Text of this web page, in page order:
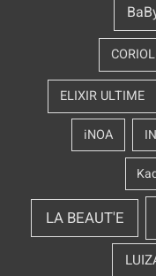
ELIXIR ULTIME
iNOA
LA BEAUT'E